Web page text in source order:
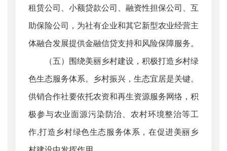
租赁公司、小额贷款公司、融资性担保公司、互
助保险公司，为社有企业和其它新型农业经营主
体融合发展提供金融信贷支持和风险保障服务。
（五）围绕美丽乡村建设，积极打造乡村绿
色生态服务体系。乡村振兴，生态宜居是关键。
供销合作社要依托农资和再生资源服务网络，积
极参与农业面源污染防治、农村环境整治等工
作,打造乡村绿色生态服务体系，在促进美丽乡